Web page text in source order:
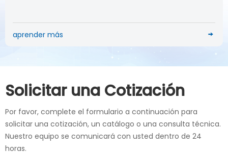
aprender más
Solicitar una Cotización
Por favor, complete el formulario a continuación para
solicitar una cotización, un catálogo o una consulta técnica.
Nuestro equipo se comunicará con usted dentro de 24
horas.